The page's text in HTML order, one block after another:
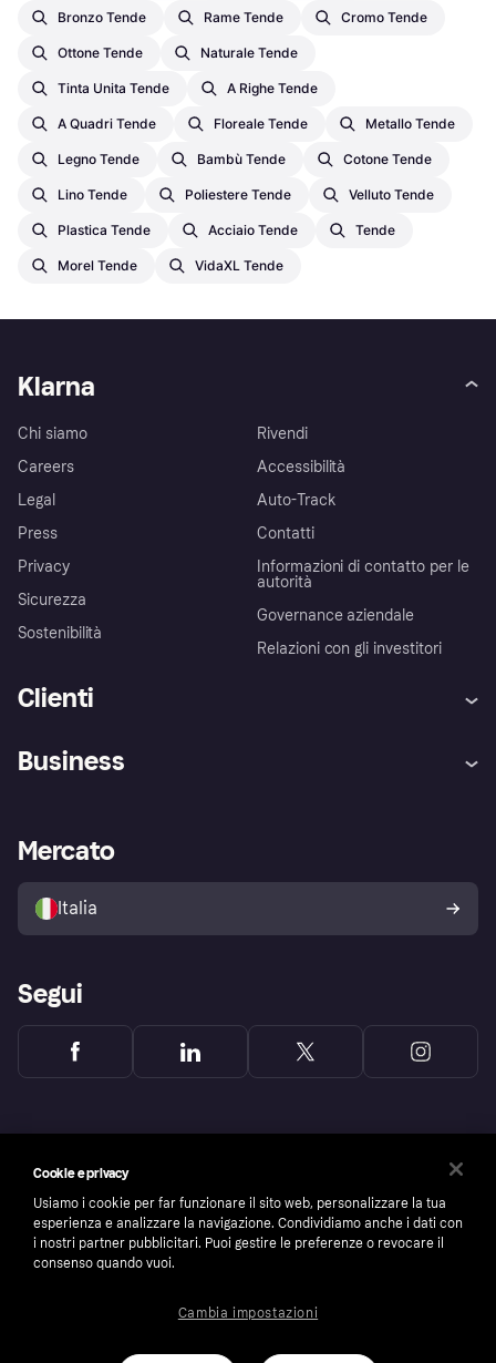
Bronzo Tende Rame Tende Cromo Tende
Ottone Tende Naturale Tende
Tinta Unita Tende A Righe Tende
A Quadri Tende Floreale Tende Metallo Tende
Legno Tende Bambù Tende Cotone Tende
Lino Tende Poliestere Tende Velluto Tende
Plastica Tende Acciaio Tende Tende
Morel Tende VidaXL Tende
Klarna
Chi siamo
Careers
Legal
Press
Privacy
Sicurezza
Sostenibilità
Rivendi
Accessibilità
Auto-Track
Contatti
Informazioni di contatto per le
autorità
Governance aziendale
Relazioni con gli investitori
Clienti
Assistenza
Esplora i negozi
Politica di protezione
dell'acquirente Klarna
Business
Accesso aziende
Mercato
Italia
Segui
number: 556737-0431
Cookie e privacy
Usiamo i cookie per far funzionare il sito web, personalizzare la tua
esperienza e analizzare la navigazione. Condividiamo anche i dati con
i nostri partner pubblicitari. Puoi gestire le preferenze o revocare il
consenso quando vuoi.
Cambia impostazioni